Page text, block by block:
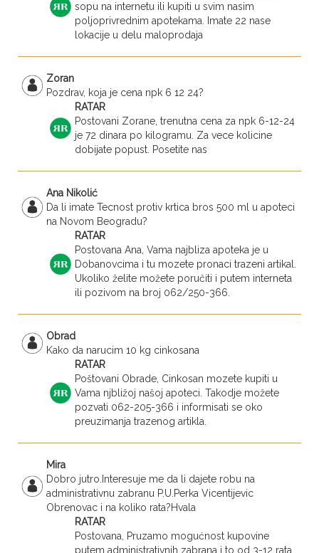
sopu na internetu ili kupiti u svim nasim
poljoprivrednim apotekama. Imate 22 nase
lokacije u delu maloprodaja
Zoran
Pozdrav, koja je cena npk 6 12 24?
RATAR
Postovani Zorane, trenutna cena za npk 6-12-24
je 72 dinara po kilogramu. Za vece kolicine
dobijate popust. Posetite nas
Ana Nikolić
Da li imate Tecnost protiv krtica bros 500 ml u apoteci
na Novom Beogradu?
RATAR
Postovana Ana, Vama najbliza apoteka je u
Dobanovcima i tu mozete pronaci trazeni artikal.
Ukoliko želite možete poručiti i putem interneta
ili pozivom na broj 062/250-366.
Obrad
Kako da narucim 10 kg cinkosana
RATAR
Poštovani Obrade, Cinkosan mozete kupiti u
Vama njbližoj našoj apoteci. Takodje možete
pozvati 062-205-366 i informisati se oko
preuzimanja trazenog artikla.
Mira
Dobro jutro.Interesuje me da li dajete robu na
administrativnu zabranu P.U.Perka Vicentijevic
Obrenovac i na koliko rata?Hvala
RATAR
Postovana, Pruzamo mogućnost kupovine
putem administrativnih zabrana i to od 3-12 rata.